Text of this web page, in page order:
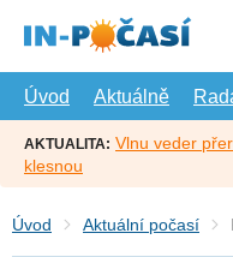
hlavní
Úvod
Aktuálně
AKTUALITA: Vlnu veder
klesnou
Úvod Aktuální počasí